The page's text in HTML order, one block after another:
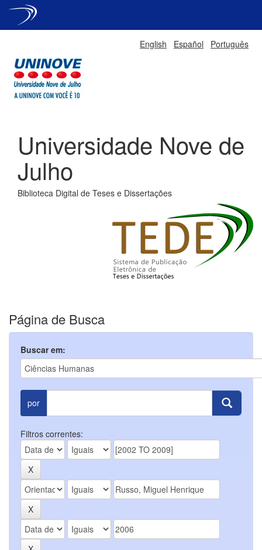
English Español Português
Universidade Nove de
Julho
Biblioteca Digital de Teses e Dissertações
Página de Busca
Buscar em:
por
Filtros correntes: